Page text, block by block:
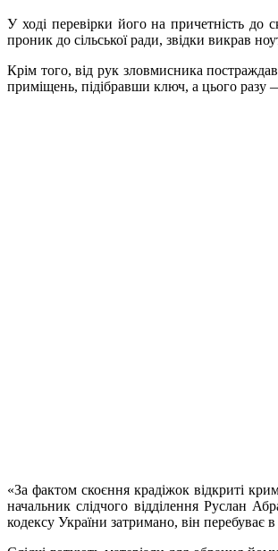
У ході перевірки його на причетність до
проник до сільської ради, звідки викрав
Крім того, від рук зловмисника
приміщень, підібравши ключ, а цього разу
«За фактом скоєння крадіжок відкриті
начальник слідчого відділення Руслан
кодексу України затримано, він перебуває